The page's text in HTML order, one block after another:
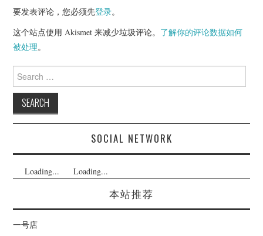
要发表评论，您必须先登录。
这个站点使用 Akismet 来减少垃圾评论。 了解你的评论数据如何
被处理。
Search
for:
SOCIAL NETWORK
Loading... Loading...
本站推荐
一号店